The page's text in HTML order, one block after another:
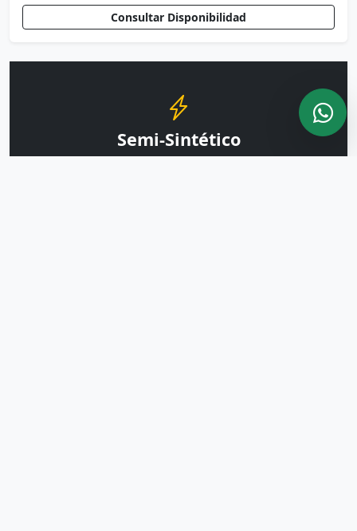
Consultar Disponibilidad
Semi-Sintético